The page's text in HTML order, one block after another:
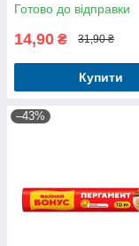
Готово до відправки
14,90 ₴ 31,90 ₴
Купити
–43%